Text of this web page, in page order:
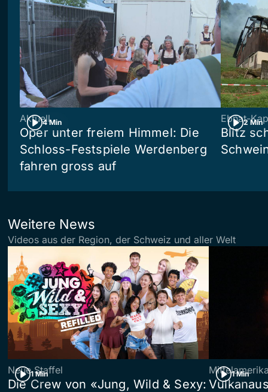
4 Min
Aktuell
Oper unter freiem Himmel: Die
Schloss-Festspiele Werdenberg
fahren gross auf
2 Min
Ebnat-
Blitz
Weitere News
Videos aus der Region, der Schweiz und aller Welt
1 Min
Neue Staffel
Die Crew von «Jung, Wild & Sexy:
1 Min